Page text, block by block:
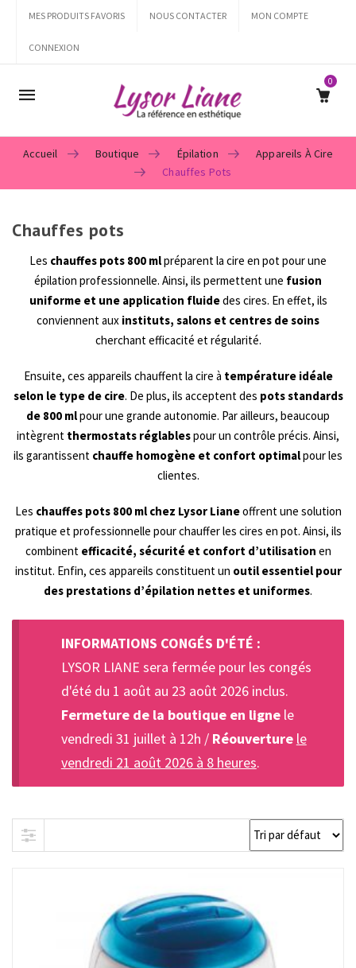
MES PRODUITS FAVORIS NOUS CONTACTER MON COMPTE
CONNEXION
Mobile
0
Accueil Boutique Épilation
Appareils À Cire
Chauffes Pots
Skip to content
Chauffes pots
Les chauffes pots 800 mlpréparent la cire en pot pour une
épilation professionnelle. Ainsi, ils permettent une fusion
uniforme et une application fluidedes cires. En effet, ils
conviennent aux instituts, salons et centres de soins
cherchant efficacité et régularité.
Ensuite, ces appareils chauffent la cire à température idéale
selon le type de cire. De plus, ils acceptent des pots standards
de 800 mlpour une grande autonomie. Par ailleurs, beaucoup
intègrent thermostats réglablespour un contrôle précis. Ainsi,
ils garantissent chauffe homogène et confort optimalpour les
clientes.
Les chauffes pots 800 ml chez Lysor Lianeoffrent une solution
pratique et professionnelle pour chauffer les cires en pot. Ainsi, ils
combinent efficacité, sécurité et confort d’utilisation en
institut. Enfin, ces appareils constituent un outil essentiel pour
des prestations d’épilation nettes et uniformes.
INFORMATIONS CONGÉS D'ÉTÉ :
LYSOR LIANE sera fermée pour les congés
d'été du 1 août au 23 août 2026 inclus.
Fermeture de la boutique en lignele
vendredi 31 juillet à 12h / Réouverture le
vendredi 21 août 2026 à 8 heures.